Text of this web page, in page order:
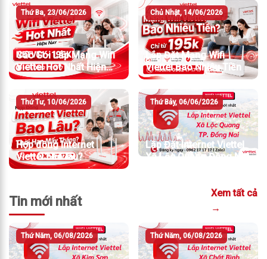
Thứ Ba, 23/06/2026
Các Gói Lắp Mạng Wifi
Viettel Hot Nhất Hiện
Nay
Chủ Nhật, 14/06/2026
Lắp Đặt Mạng Wifi
Viettel Bao Nhiêu Tiền
Thứ Tư, 10/06/2026
Hợp đồng Internet
Viettel bao lâu?
Thứ Bảy, 06/06/2026
Lắp Đặt Internet Viettel
Xã Lộc Quang Đồng Nai
Tin mới nhất
Xem tất cả
→
Thứ Năm, 06/08/2026 Thứ Năm, 06/08/2026